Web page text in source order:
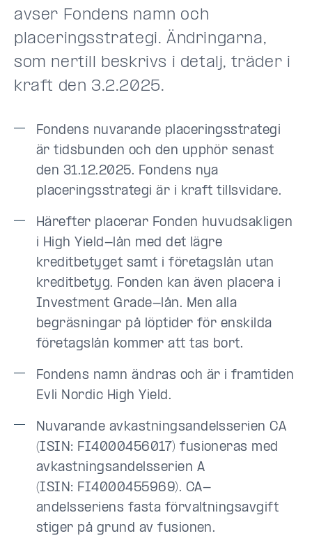
avser Fondens namn och
placeringsstrategi. Ändringarna,
som nertill beskrivs i detalj, träder i
kraft den 3.2.2025.
Fondens nuvarande placeringsstrategi
är tidsbunden och den upphör senast
den 31.12.2025. Fondens nya
placeringsstrategi är i kraft tillsvidare.
Härefter placerar Fonden huvudsakligen
i High Yield-lån med det lägre
kreditbetyget samt i företagslån utan
kreditbetyg. Fonden kan även placera i
Investment Grade-lån. Men alla
begräsningar på löptider för enskilda
företagslån kommer att tas bort.
Fondens namn ändras och är i framtiden
Evli Nordic High Yield.
Nuvarande avkastningsandelsserien CA
(ISIN: FI4000456017) fusioneras med
avkastningsandelsserien A
(ISIN: FI4000455969). CA-
andelsseriens fasta förvaltningsavgift
stiger på grund av fusionen.